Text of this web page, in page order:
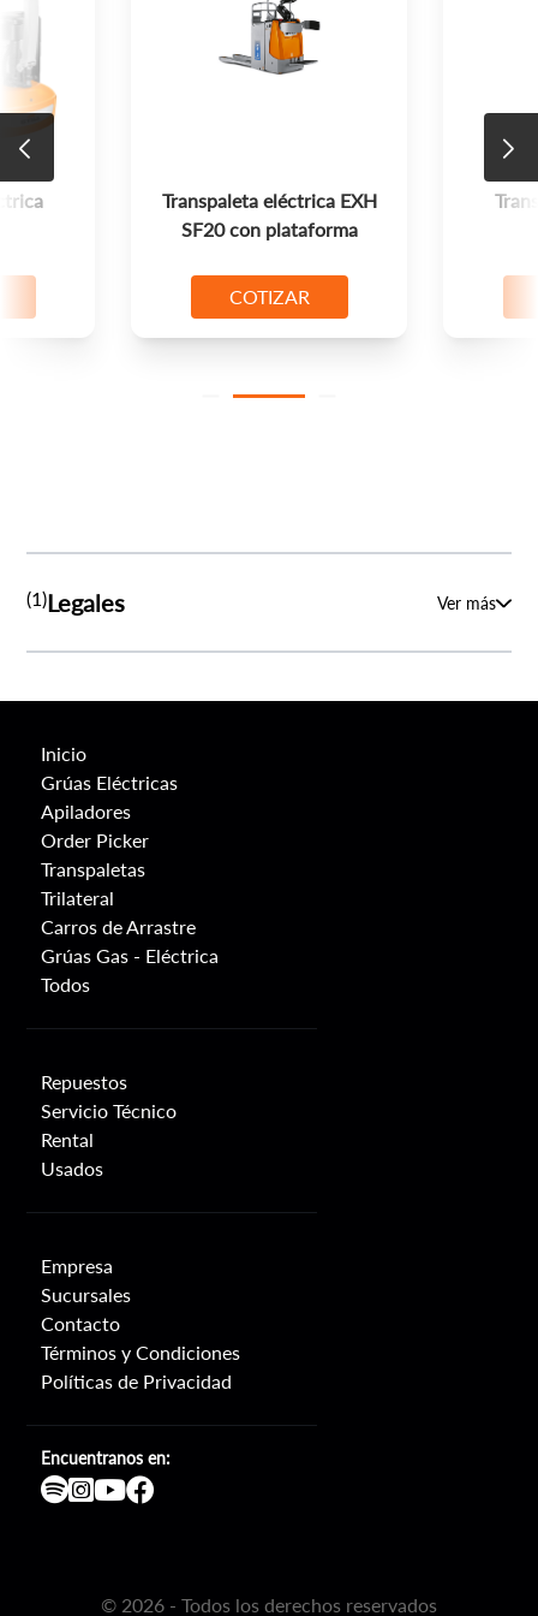
EXH
Transpaleta eléctrica
EXU20
COTIZAR
(1)Legales Ver más
Inicio
Grúas Eléctricas
Apiladores
Order Picker
Transpaletas
Trilateral
Carros de Arrastre
Grúas Gas - Eléctrica
Todos
Repuestos
Servicio Técnico
Rental
Usados
Empresa
Sucursales
Contacto
Términos y Condiciones
Políticas de Privacidad
Encuentranos en:
© 2026 - Todos los derechos reservados